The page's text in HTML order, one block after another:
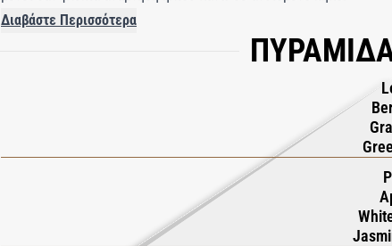
Διαβάστε Περισσότερα